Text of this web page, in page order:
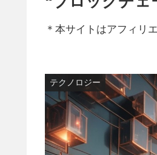
＊本サイトはアフィリ
テクノロジー